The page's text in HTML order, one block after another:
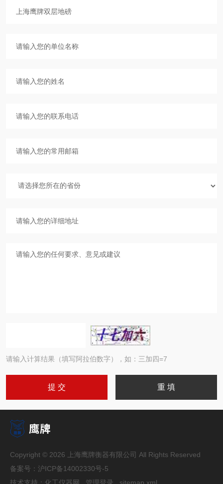
请输入计算结果（填写阿拉伯数字），如：三加四=7
Copyright © 2026 上海鹰牌衡器有限公司 All Rights Reserved
备案号： 沪ICP备14002330号-5